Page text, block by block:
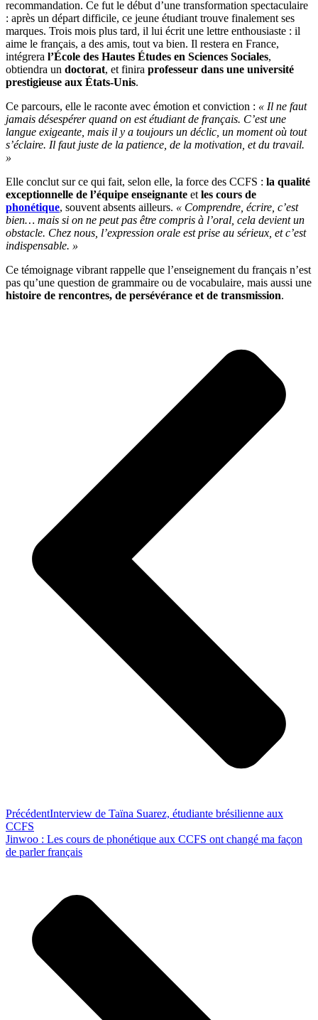
recommandation. Ce fut le début d’une transformation spectaculaire
: après un départ difficile, ce jeune étudiant trouve finalement ses
marques. Trois mois plus tard, il lui écrit une lettre enthousiaste : il
aime le français, a des amis, tout va bien. Il restera en France,
intégrera l’École des Hautes Études en Sciences Sociales,
obtiendra un doctorat, et finira professeur dans une université
prestigieuse aux États-Unis.
Ce parcours, elle le raconte avec émotion et conviction : « Il ne faut
jamais désespérer quand on est étudiant de français. C’est une
langue exigeante, mais il y a toujours un déclic, un moment où tout
s’éclaire. Il faut juste de la patience, de la motivation, et du travail.
»
Elle conclut sur ce qui fait, selon elle, la force des CCFS : la qualité
exceptionnelle de l’équipe enseignante et les cours de
phonétique, souvent absents ailleurs. « Comprendre, écrire, c’est
bien… mais si on ne peut pas être compris à l’oral, cela devient un
obstacle. Chez nous, l’expression orale est prise au sérieux, et c’est
indispensable. »
Ce témoignage vibrant rappelle que l’enseignement du français n’est
pas qu’une question de grammaire ou de vocabulaire, mais aussi une
histoire de rencontres, de persévérance et de transmission.
PrécédentInterview de Taïna Suarez, étudiante brésilienne aux
CCFS
Jinwoo : Les cours de phonétique aux CCFS ont changé ma façon
de parler français